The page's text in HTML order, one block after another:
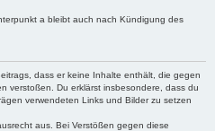
a bleibt auch nach Kündigung des
dass er keine Inhalte enthält, die gegen
verstoßen. Du erklärst insbesondere, dass du
verwendeten Links und Bilder zu setzen
aus. Bei Verstößen gegen diese